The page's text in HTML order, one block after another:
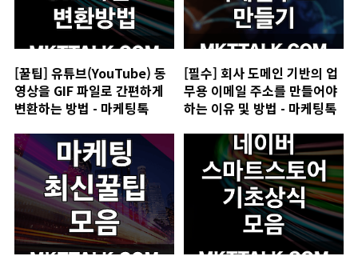
[꿀팁] 유튜브(YouTube) 동
영상을 GIF 파일로 간편하게
변환하는 방법 - 마케팅톡
[필수] 회사 도메인 기반의 업
무용 이메일 주소를 만들어야
하는 이유 및 방법 - 마케팅톡